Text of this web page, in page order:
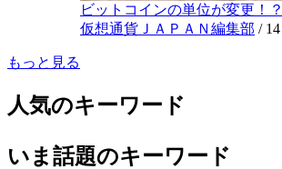
ビットコインの単位が変更！
仮想通貨ＪＡＰＡＮ編集部 /
もっと見る
人気のキーワード
いま話題のキーワード